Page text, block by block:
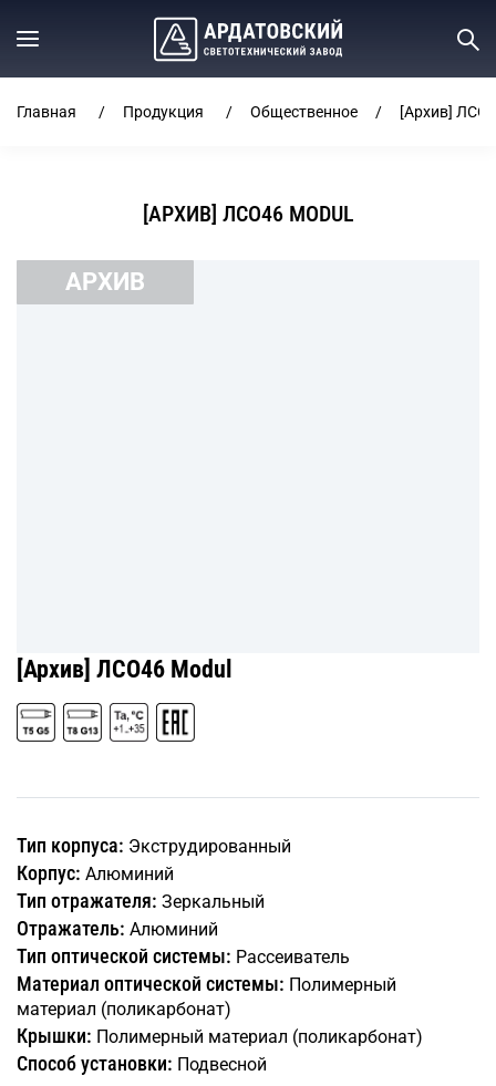
Главная Продукция Общественное [Архив]
[АРХИВ] ЛСО46 MODUL
АРХИВ
[Архив] ЛСО46 Modul
Тип корпуса: Экструдированный
Корпус: Алюминий
Тип отражателя: Зеркальный
Отражатель: Алюминий
Тип оптической системы: Рассеиватель
Материал оптической системы: Полимерный
материал (поликарбонат)
Крышки: Полимерный материал (поликарбонат)
Способ установки: Подвесной